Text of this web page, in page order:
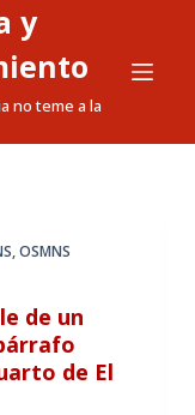
y
no teme a la
,OSMNS
de un
de El